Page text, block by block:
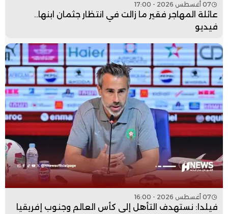
07 أغسطس 2026 - 17:00
عائلة المهاجر فقير ما زالت في انتظار جثمان ابنها..
فيديو
07 أغسطس 2026 - 16:00
فيلدا: نستهدف التأهل إلى كأس العالم وجنوب إفريقيا